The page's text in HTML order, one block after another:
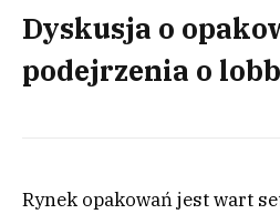
Dyskusja o
podejrzenia o
Rynek opakowań jest wart